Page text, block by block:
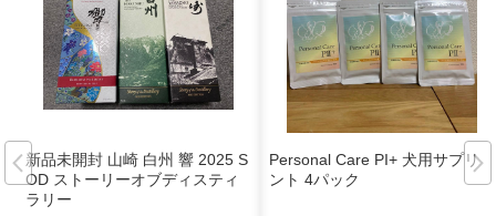
新品未開封 山崎 白州 響 2025 S
OD ストーリーオブディスティ
ラリー
Personal Care PI+ 犬用サプリメ
ント 4パック